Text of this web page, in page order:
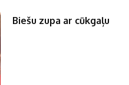
Biešu zupa ar cūkgaļu